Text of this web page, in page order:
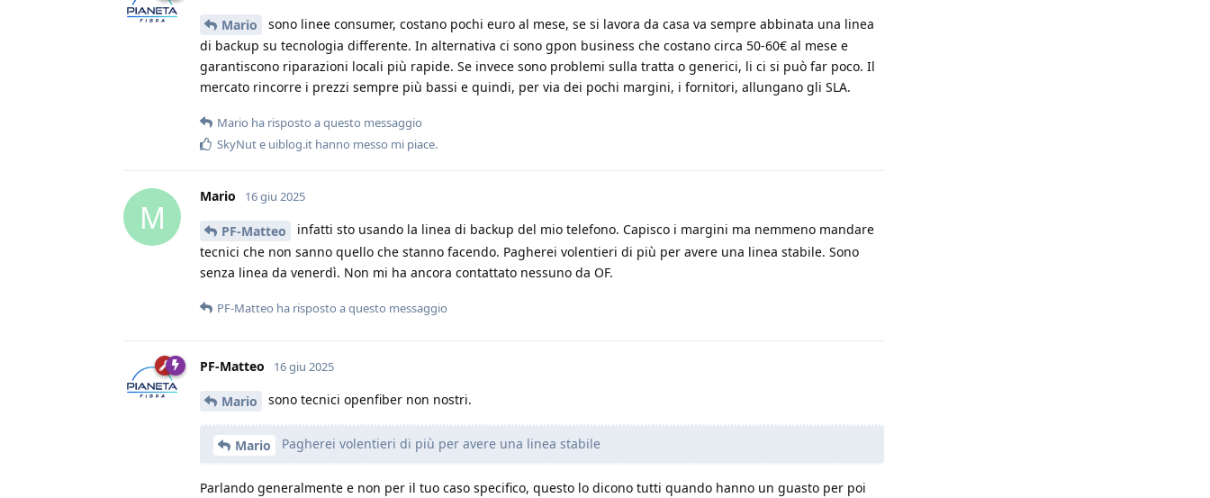
Mario
sono linee consumer, costano pochi euro al mese, se si lavora da casa va sempre abbinata una linea
di backup su tecnologia differente. In alternativa ci sono gpon business che costano circa 50-60€ al mese e
garantiscono riparazioni locali più rapide. Se invece sono problemi sulla tratta o generici, li ci si può far poco. Il
mercato rincorre i prezzi sempre più bassi e quindi, per via dei pochi margini, i fornitori, allungano gli SLA.
Mario ha risposto a questo messaggio
SkyNute uiblog.it hanno messo mi piace.
M
Mario 16 giu 2025
PF-Matteo
infatti sto usando la linea di backup del mio telefono. Capisco i margini ma nemmeno mandare
tecnici che non sanno quello che stanno facendo. Pagherei volentieri di più per avere una linea stabile. Sono
senza linea da venerdì. Non mi ha ancora contattato nessuno da OF.
PF-Matteo ha risposto a questo messaggio
PF-Matteo 16 giu 2025
Mario sono tecnici openfiber non nostri.
Mario Pagherei volentieri di più per avere una linea stabile
Parlando generalmente e non per il tuo caso specifico, questo lo dicono tutti quando hanno un guasto per poi